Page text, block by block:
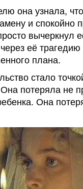
она узнала,
и спокойно
вычеркнул
её
плана.
стало
потеряла не
Она